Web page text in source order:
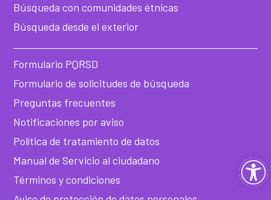
Búsqueda con comunidades étnicas
Búsqueda desde el exterior
Formulario PQRSD
Formulario de solicitudes de búsqueda
Preguntas frecuentes
Notificaciones por aviso
Política de tratamiento de datos
Manual de Servicio al ciudadano
Términos y condiciones